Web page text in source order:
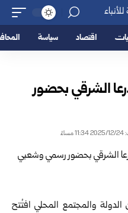
اقتصاد سياسة
الشرقي بحضور
والمجتمع المحلي افتُتح